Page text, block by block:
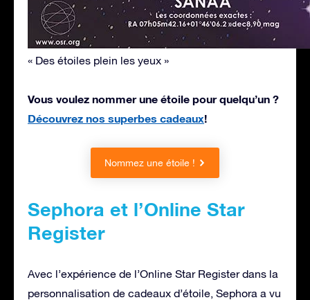
« Des étoiles plein les yeux »
Vous voulez nommer une étoile pour quelqu’un ?
Découvrez nos superbes cadeaux!
Nommez une étoile !
Sephora et l’Online Star
Register
Avec l’expérience de l’Online Star Register dans la
personnalisation de cadeaux d’étoile, Sephora a vu